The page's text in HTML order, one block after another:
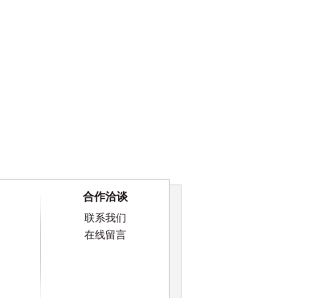
合作洽谈
联系我们
在线留言